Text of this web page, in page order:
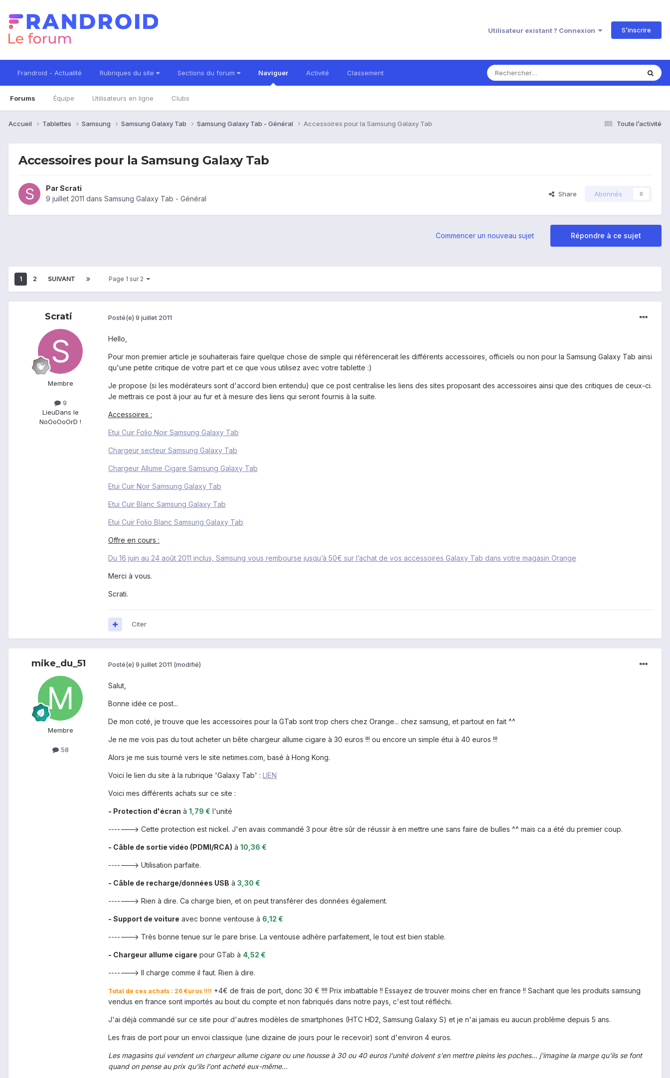
Utilisateur existant ? Connexion S’inscrire
Frandroid - Actualité Rubriques du site Sections du forum Naviguer
Forums Équipe Utilisateurs en ligne Clubs
Activité Classement
Toute l’activité
Accueil Tablettes Samsung Samsung Galaxy Tab Samsung Galaxy Tab - Général Accessoires pour la Samsung Galaxy Tab
Accessoires pour la Samsung Galaxy Tab
ParScrati
9 juillet 2011 dans Samsung Galaxy Tab - Général
Share Abonnés 0
Répondre à ce sujet
Commencer un nouveau sujet
1 2 SUIVANT Page 1 sur 2
Scrati
Membre
9
LieuDans le
NoOoOoOrD !
Posté(e) 9 juillet 2011
Hello,
Pour mon premier article je souhaiterais faire quelque chose de simple qui référencerait les différents accessoires, officiels ou non pour la Samsung Galaxy Tab ainsi
qu'une petite critique de votre part et ce que vous utilisez avec votre tablette :)
Je propose (si les modérateurs sont d'accord bien entendu) que ce post centralise les liens des sites proposant des accessoires ainsi que des critiques de ceux-ci.
Je mettrais ce post à jour au fur et à mesure des liens qui seront fournis à la suite.
Accessoires :
Etui Cuir Folio Noir Samsung Galaxy Tab
Chargeur secteur Samsung Galaxy Tab
Chargeur Allume Cigare Samsung Galaxy Tab
Etui Cuir Noir Samsung Galaxy Tab
Etui Cuir Blanc Samsung Galaxy Tab
Etui Cuir Folio Blanc Samsung Galaxy Tab
Offre en cours :
Du 16 juin au 24 août 2011 inclus, Samsung vous rembourse jusqu’à 50€ sur l’achat de vos accessoires Galaxy Tab dans votre magasin Orange
Merci à vous.
Scrati.
Citer
mike_du_51
Membre
58
Posté(e) 9 juillet 2011 (modifié)
Salut,
Bonne idée ce post...
De mon coté, je trouve que les accessoires pour la GTab sont trop chers chez Orange... chez samsung, et partout en fait ^^
Je ne me vois pas du tout acheter un bête chargeur allume cigare à 30 euros !!! ou encore un simple étui à 40 euros !!!
Alors je me suis tourné vers le site netimes.com, basé à Hong Kong.
Voici le lien du site à la rubrique 'Galaxy Tab' : LIEN
Voici mes différents achats sur ce site :
- Protection d'écran à 1,79 € l'unité
-------> Cette protection est nickel. J'en avais commandé 3 pour être sûr de réussir à en mettre une sans faire de bulles ^^ mais ca a été du premier coup.
- Câble de sortie vidéo (PDMI/RCA) à 10,36 €
-------> Utilisation parfaite.
- Câble de recharge/données USB à 3,30 €
-------> Rien à dire. Ca charge bien, et on peut transférer des données également.
- Support de voiture avec bonne ventouse à 6,12 €
-------> Très bonne tenue sur le pare brise. La ventouse adhère parfaitement, le tout est bien stable.
- Chargeur allume cigare pour GTab à 4,52 €
-------> Il charge comme il faut. Rien à dire.
Total de ces achats : 26 €uros !!!! +4€ de frais de port, donc 30 € !!!! Prix imbattable !! Essayez de trouver moins cher en france !! Sachant que les produits samsung
vendus en france sont importés au bout du compte et non fabriqués dans notre pays, c'est tout réfléchi.
J'ai déjà commandé sur ce site pour d'autres modèles de smartphones (HTC HD2, Samsung Galaxy S) et je n'ai jamais eu aucun problème depuis 5 ans.
Les frais de port pour un envoi classique (une dizaine de jours pour le recevoir) sont d'environ 4 euros.
Les magasins qui vendent un chargeur allume cigare ou une housse à 30 ou 40 euros l'unité doivent s'en mettre pleins les poches... j'imagine la marge qu'ils se font
quand on pense au prix qu'ils l'ont acheté eux-même...